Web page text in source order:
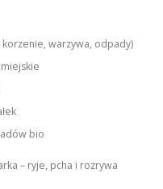
warzywa, odpady)
bio
– ryje, pcha i rozrywa